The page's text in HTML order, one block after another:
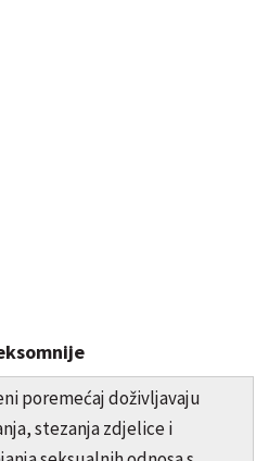
poremećaj doživljavaju
stezanja zdjelice i